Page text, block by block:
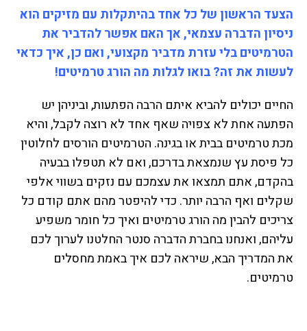
הצעד הראשון של כל אחד בהיתקלות עם מזיקים הוא
ניסיון הדברה עצמאי, אך האם אפשר להדביר את
הטרמיטים בלי עזרת מדביר מקצועי, ואם כן, איך כדאי
לעשות את זה? בואו לגלות מה הורג טרמיטים!
החיים יכולים להביא איתם הרבה הפתעות, וביניהן יש
הפתעה אחת לא צפויה שאף אחד לא רוצה לקבל, והיא
מכת טרמיטים בבית או בגינה. הטרמיטים הורסים לחלוטין
כל פיסת עץ שנמצאת בדרכם, ואם לא תטפלו בבעיה
בהקדם, אתם תמצאו את עצמכם עם נזקים בשווי אלפי
שקלים ואף הרבה יותר. כדי להיפטר מהם אתם קודם כל
צריכים להבין מה הורג טרמיטים ואיך כל חומר משפיע
עליהם, ואנחנו בחברת הדברה סנטר החלטנו לערוך לכם
את המדריך הבא, שיראה לכם איך באמת מחסלים
טרמיטים.